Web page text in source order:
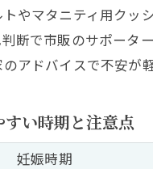
やマタニティ用クッ
断で市販のサポータ
アドバイスで不安が
い時期と注意点
妊娠時期